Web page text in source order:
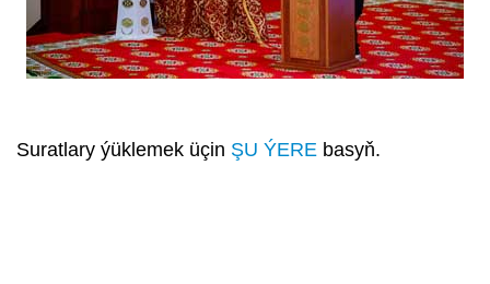
Suratlary ýüklemek üçin ŞU ÝERE basyň.